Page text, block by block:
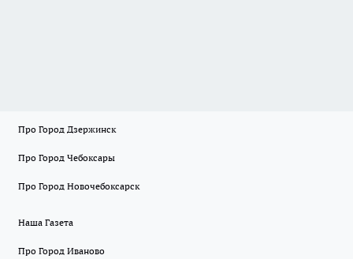
Про Город Дзержинск
Про Город Чебоксары
Про Город Новочебоксарск
Наша Газета
Про Город Иваново